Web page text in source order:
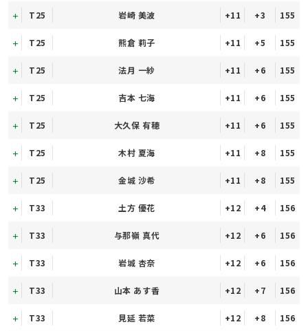
T25 岩崎 美波 +11 +3 155
T25 熊倉 莉子 +11 +5 155
T25 法月 一紗 +11 +6 155
T25 吉本 七海 +11 +6 155
T25 大久保 有穂 +11 +6 155
T25 木村 夏海 +11 +8 155
T25 金城 沙希 +11 +8 155
T33 土方 優花 +12 +4 156
T33 与那嶺 真代 +12 +6 156
T33 岩城 杏奈 +12 +6 156
T33 山本 あす香 +12 +7 156
T33 見延 若菜 +12 +8 156